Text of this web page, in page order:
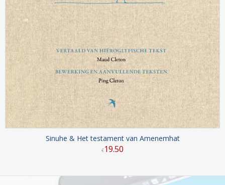
Sinuhe & Het testament van Amenemhat
€19.50